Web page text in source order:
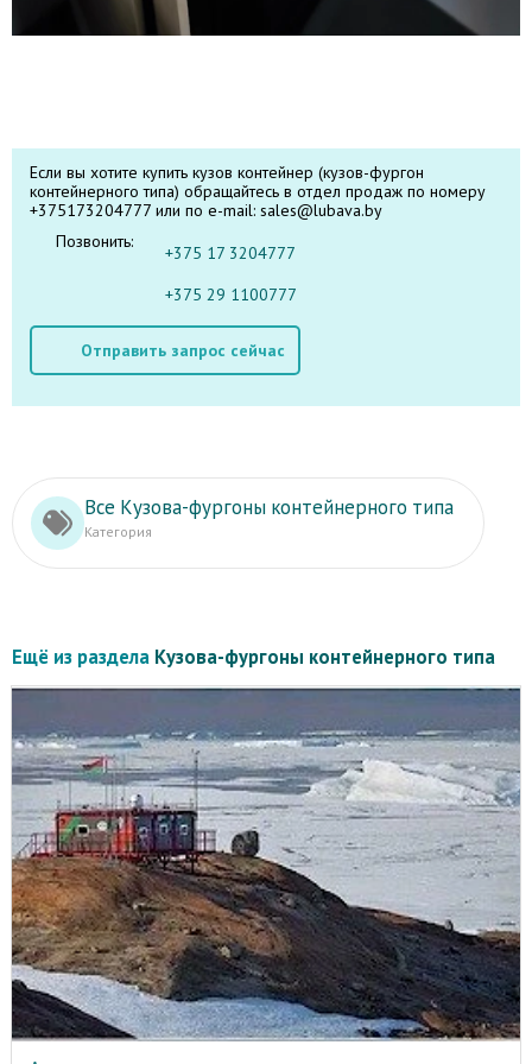
Если вы хотите купить кузов контейнер (кузов-фургон
контейнерного типа) обращайтесь в отдел продаж по номеру
+375173204777 или по e-mail: sales@lubava.by
Позвонить:
+375 17 3204777
+375 29 1100777
Отправить запрос сейчас
Все Кузова-фургоны контейнерного типа
Категория
Ещё из раздела Кузова-фургоны контейнерного типа